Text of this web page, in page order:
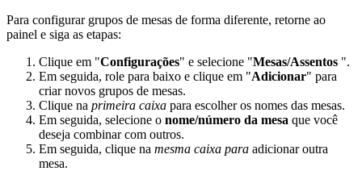
Para configurar grupos de mesas de forma diferente, retorne ao
painel e siga as etapas:
Clique em "Configurações" e selecione "Mesas/Assentos ".
Em seguida, role para baixo e clique em "Adicionar" para
criar novos grupos de mesas.
Clique na primeira caixa para escolher os nomes das mesas.
Em seguida, selecione o nome/número da mesa que você
deseja combinar com outros.
Em seguida, clique na mesma caixa para adicionar outra
mesa.